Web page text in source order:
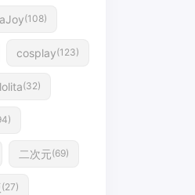
(108)
cosplay(123)
lolita(32)
二次元(69)
(27)